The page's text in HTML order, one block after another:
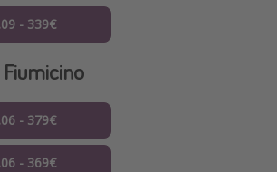
- 339€
- 379€
- 369€